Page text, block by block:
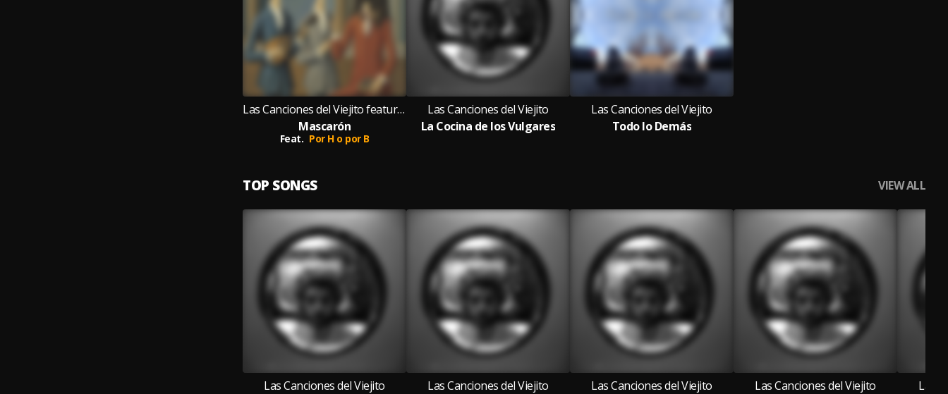
Las Canciones del Viejito featuring Por H o por B
Mascarón
Feat. Por H o por B
Las Canciones del Viejito
La Cocina de los Vulgares
Las Canciones del Viejito
Todo lo Demás
TOP SONGS VIEW ALL
Las Canciones del Viejito
Las Canciones del Viejito
Las Canciones del Viejito
Las Canciones del Viejito
Las